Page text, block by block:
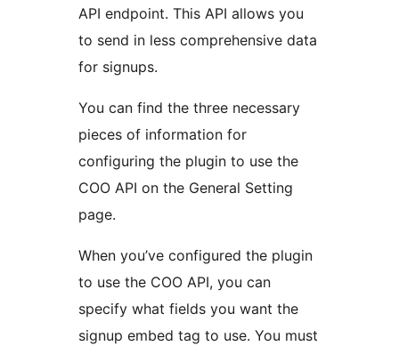
API endpoint. This API allows you
to send in less comprehensive data
for signups.
You can find the three necessary
pieces of information for
configuring the plugin to use the
COO API on the General Setting
page.
When you’ve configured the plugin
to use the COO API, you can
specify what fields you want the
signup embed tag to use. You must